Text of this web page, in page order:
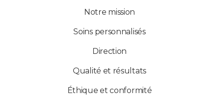
Notre mission
Soins personnalisés
Direction
Qualité et résultats
Éthique et conformité